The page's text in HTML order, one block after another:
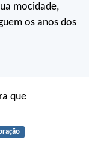
mocidade,
os anos dos
que